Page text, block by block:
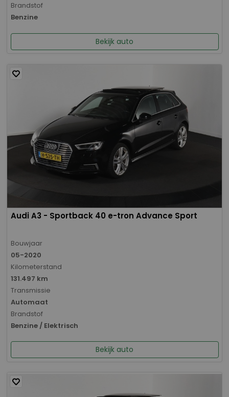
Brandstof
Benzine
Bekijk auto
Audi A3 - Sportback 40 e-tron Advance Sport
Bouwjaar
05-2020
Kilometerstand
131.497 km
Transmissie
Automaat
Brandstof
Benzine / Elektrisch
Bekijk auto